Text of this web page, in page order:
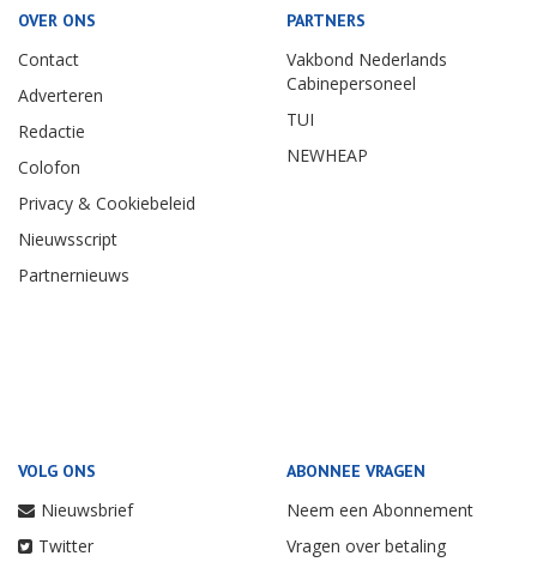
OVER ONS
Contact
Adverteren
Redactie
Colofon
Privacy & Cookiebeleid
Nieuwsscript
Partnernieuws
PARTNERS
Vakbond Nederlands
Cabinepersoneel
TUI
NEWHEAP
VOLG ONS
Nieuwsbrief
Twitter
ABONNEE VRAGEN
Neem een Abonnement
Vragen over betaling